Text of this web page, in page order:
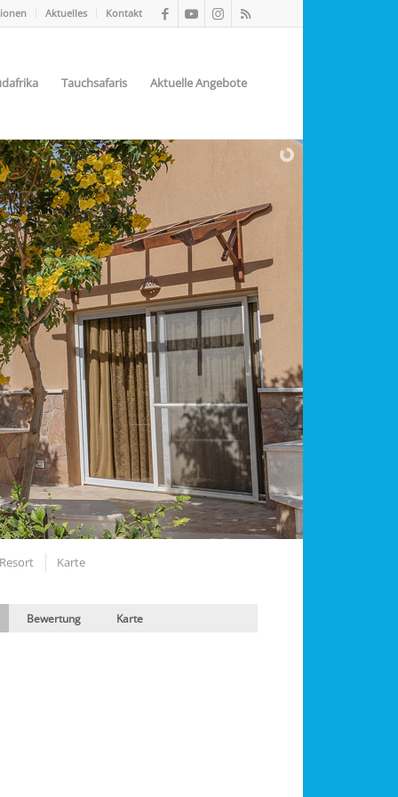
Aktuelles Kontakt
Tauchsafaris Aktuelle Angebote
Karte
Bewertung Karte